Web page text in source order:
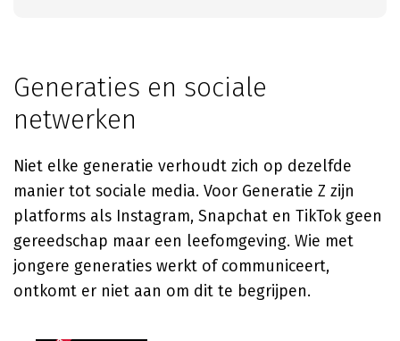
Generaties en sociale
netwerken
Niet elke generatie verhoudt zich op dezelfde
manier tot sociale media. Voor Generatie Z zijn
platforms als Instagram, Snapchat en TikTok geen
gereedschap maar een leefomgeving. Wie met
jongere generaties werkt of communiceert,
ontkomt er niet aan om dit te begrijpen.